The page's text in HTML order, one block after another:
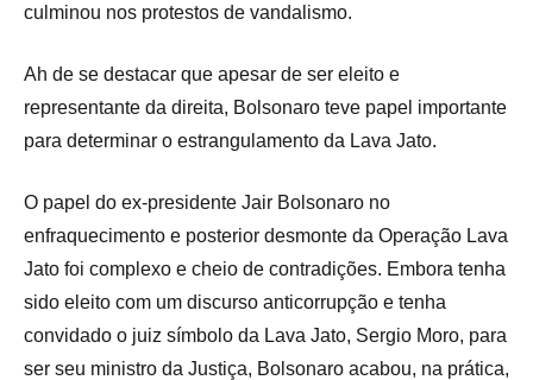
culminou nos protestos de vandalismo.
Ah de se destacar que apesar de ser eleito e
representante da direita, Bolsonaro teve papel importante
para determinar o estrangulamento da Lava Jato.
O papel do ex-presidente Jair Bolsonaro no
enfraquecimento e posterior desmonte da Operação Lava
Jato foi complexo e cheio de contradições. Embora tenha
sido eleito com um discurso anticorrupção e tenha
convidado o juiz símbolo da Lava Jato, Sergio Moro, para
ser seu ministro da Justiça, Bolsonaro acabou, na prática,